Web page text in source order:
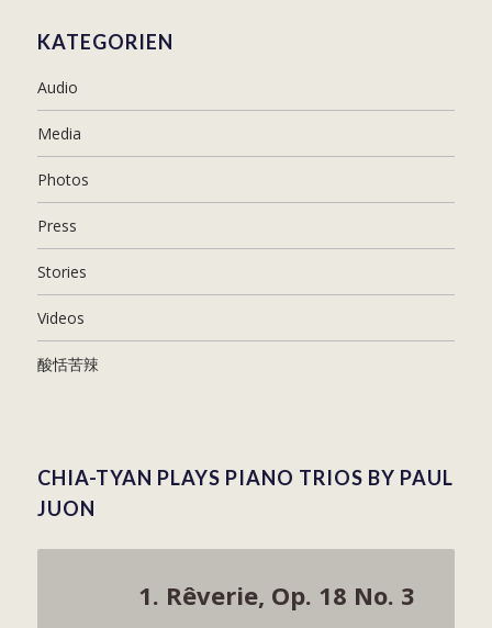
KATEGORIEN
Audio
Media
Photos
Press
Stories
Videos
酸恬苦辣
CHIA-TYAN PLAYS PIANO TRIOS BY PAUL
JUON
1. Rêverie, Op. 18 No. 3